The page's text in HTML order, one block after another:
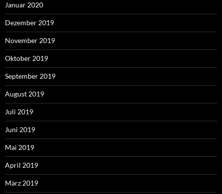
Januar 2020
Dezember 2019
November 2019
Oktober 2019
September 2019
August 2019
Juli 2019
Juni 2019
Mai 2019
April 2019
März 2019